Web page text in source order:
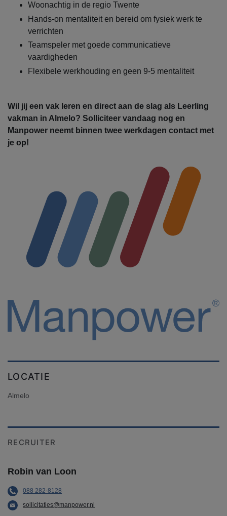
Woonachtig in de regio Twente
Hands-on mentaliteit en bereid om fysiek werk te
verrichten
Teamspeler met goede communicatieve
vaardigheden
Flexibele werkhouding en geen 9-5 mentaliteit
Wil jij een vak leren en direct aan de slag als Leerling
vakman in Almelo? Solliciteer vandaag nog en
Manpower neemt binnen twee werkdagen contact met
je op!
LOCATIE
Almelo
RECRUITER
Robin van Loon
088 282-8128
sollicitaties@manpower.nl